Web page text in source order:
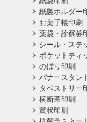
紙製ホルダー
お薬手帳印刷
薬袋・診察券
シール・ステ
ポケットティ
のぼり印刷
バナースタン
タペストリー
横断幕印刷
賞状印刷